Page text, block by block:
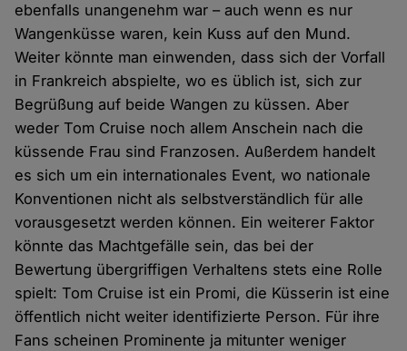
ebenfalls unangenehm war – auch wenn es nur
Wangenküsse waren, kein Kuss auf den Mund.
Weiter könnte man einwenden, dass sich der Vorfall
in Frankreich abspielte, wo es üblich ist, sich zur
Begrüßung auf beide Wangen zu küssen. Aber
weder Tom Cruise noch allem Anschein nach die
küssende Frau sind Franzosen. Außerdem handelt
es sich um ein internationales Event, wo nationale
Konventionen nicht als selbstverständlich für alle
vorausgesetzt werden können. Ein weiterer Faktor
könnte das Machtgefälle sein, das bei der
Bewertung übergriffigen Verhaltens stets eine Rolle
spielt: Tom Cruise ist ein Promi, die Küsserin ist eine
öffentlich nicht weiter identifizierte Person. Für ihre
Fans scheinen Prominente ja mitunter weniger